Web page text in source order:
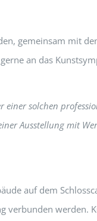
gemeinsam mit
an das
solchen
Ausstellung mit
auf dem
verbunden werden.